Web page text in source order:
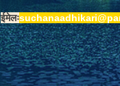
ईमेलः